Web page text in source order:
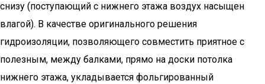
снизу (поступающий с нижнего этажа воздух насыщен
влагой). В качестве оригинального решения
гидроизоляции, позволяющего совместить приятное с
полезным, между балками, прямо на доски потолка
нижнего этажа, укладывается фольгированный